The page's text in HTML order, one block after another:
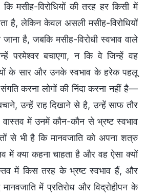
मसीह-विरोधियों की तरह हर किसी में
है, लेकिन केवल असली मसीह-विरोधियों
जाना है, जबकि मसीह-विरोधी स्वभाव वाले
परमेश्वर बचाएगा, न कि वे जिन्हें वह
के सार और उनके स्वभाव के हरेक पहलू
करना लोगों की निंदा करना नहीं है—
उन्हें राह दिखाने से है, उन्हें साफ तौर
में उनमें कौन-कौन से भ्रष्ट स्वभाव
से भी है कि मानवजाति को अपना शत्रु
में क्या कहना चाहता है और वह ऐसा क्यों
में किस तरह के भ्रष्ट स्वभाव हैं, और
में प्रतिरोध और विद्रोहीपन के